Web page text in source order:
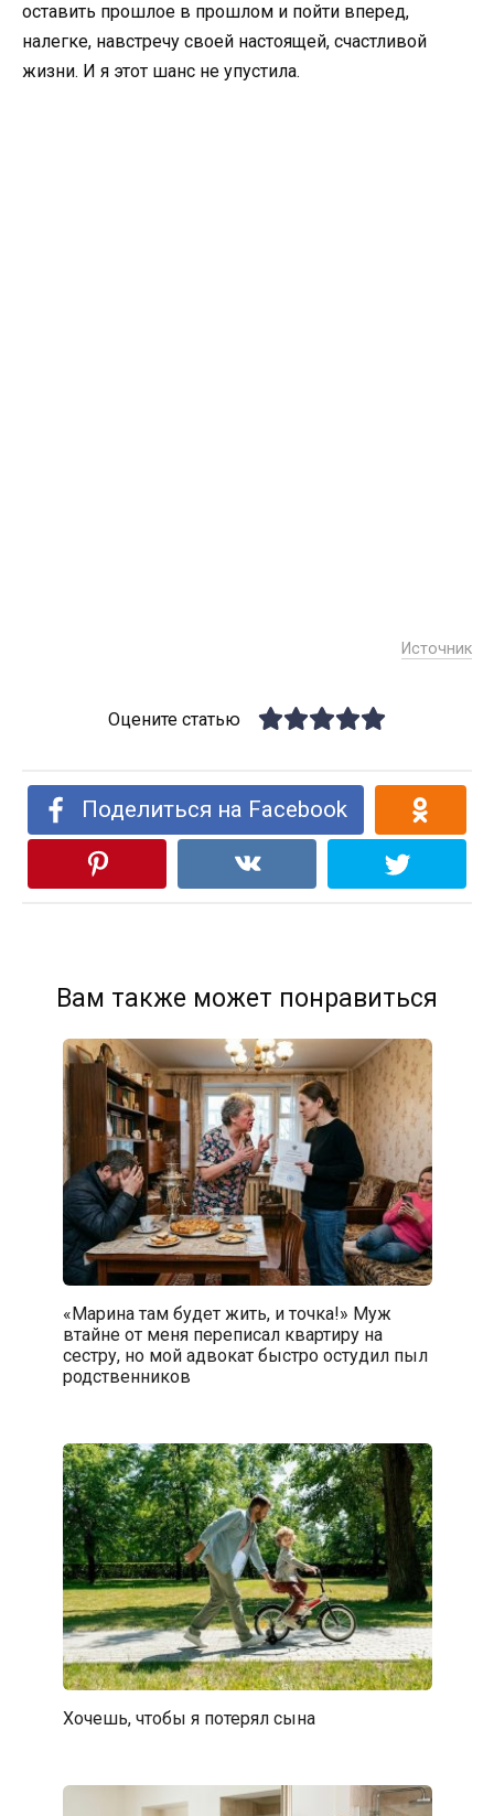
оставить прошлое в прошлом и пойти вперед,
налегке, навстречу своей настоящей, счастливой
жизни. И я этот шанс не упустила.
Источник
Оцените статью
Поделиться на Facebook
Вам также может понравиться
«Марина там будет жить, и точка!» Муж
втайне от меня переписал квартиру на
сестру, но мой адвокат быстро остудил пыл
родственников
Хочешь, чтобы я потерял сына